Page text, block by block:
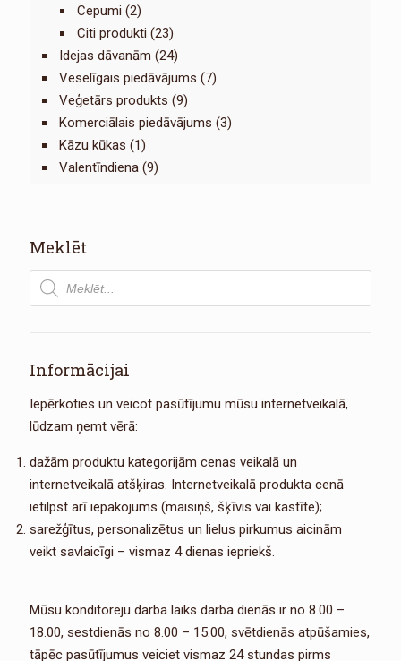
Cepumi (2)
Citi produkti (23)
Idejas dāvanām (24)
Veselīgais piedāvājums (7)
Veģetārs produkts (9)
Komerciālais piedāvājums (3)
Kāzu kūkas (1)
Valentīndiena (9)
Meklēt
Products
search
Informācijai
Iepērkoties un veicot pasūtījumu mūsu internetveikalā,
lūdzam ņemt vērā:
dažām produktu kategorijām cenas veikalā un
internetveikalā atšķiras. Internetveikalā produkta cenā
ietilpst arī iepakojums (maisiņš, šķīvis vai kastīte);
sarežģītus, personalizētus un lielus pirkumus aicinām
veikt savlaicīgi – vismaz 4 dienas iepriekš.
Mūsu konditoreju darba laiks darba dienās ir no 8.00 –
18.00, sestdienās no 8.00 – 15.00, svētdienās atpūšamies,
tāpēc pasūtījumus veiciet vismaz 24 stundas pirms